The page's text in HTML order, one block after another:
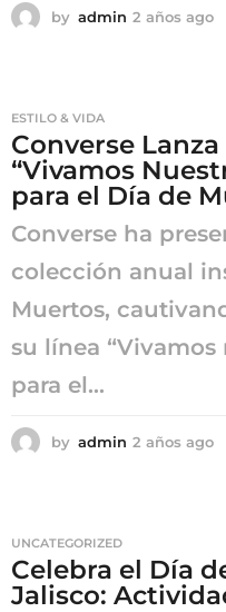
by admin 2 años ago
g
o
ESTILO & VIDA
Converse
“Vivamos
para el Día de
Converse ha
colección anual
Muertos,
su línea “Vivamos
para el...
by admin 2 años ago
g
o
UNCATEGORIZED
Celebra el Día
Jalisco: